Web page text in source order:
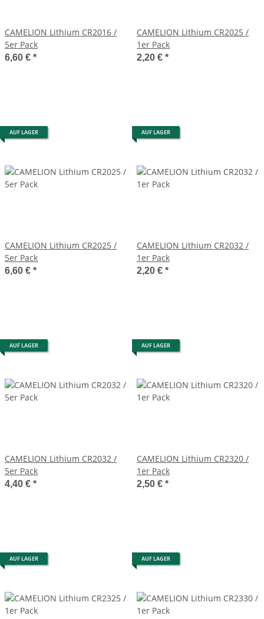
CAMELION Lithium CR2016 /
5er Pack
6,60 € *
CAMELION Lithium CR2025 /
1er Pack
2,20 € *
AUF LAGER
CAMELION Lithium CR2025 /
5er Pack
6,60 € *
AUF LAGER
CAMELION Lithium CR2032 /
1er Pack
2,20 € *
AUF LAGER
CAMELION Lithium CR2032 /
5er Pack
4,40 € *
AUF LAGER
CAMELION Lithium CR2320 /
1er Pack
2,50 € *
AUF LAGER AUF LAGER